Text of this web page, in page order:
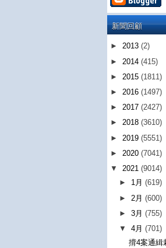
新聞回顧
► 2013 (2)
► 2014 (415)
► 2015 (1811)
► 2016 (1497)
► 2017 (2427)
► 2018 (3610)
► 2019 (5551)
► 2020 (7041)
▼ 2021 (9014)
► 1月(619)
► 2月(600)
►3月(755)
▼4月(701)
揹4案通緝